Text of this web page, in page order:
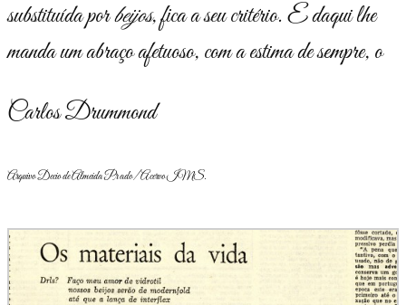
substituída porbeijos, fica a seu critério. E daqui lhe
manda um abraço afetuoso, com a estima de sempre, o
Carlos Drummond
Arquivo Decio de Almeida Prado/ Acervo IMS.